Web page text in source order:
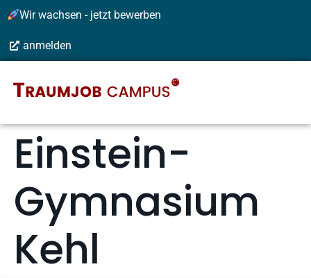
Wir wachsen - jetzt bewerben
anmelden
Einstein-
Gymnasium
Kehl